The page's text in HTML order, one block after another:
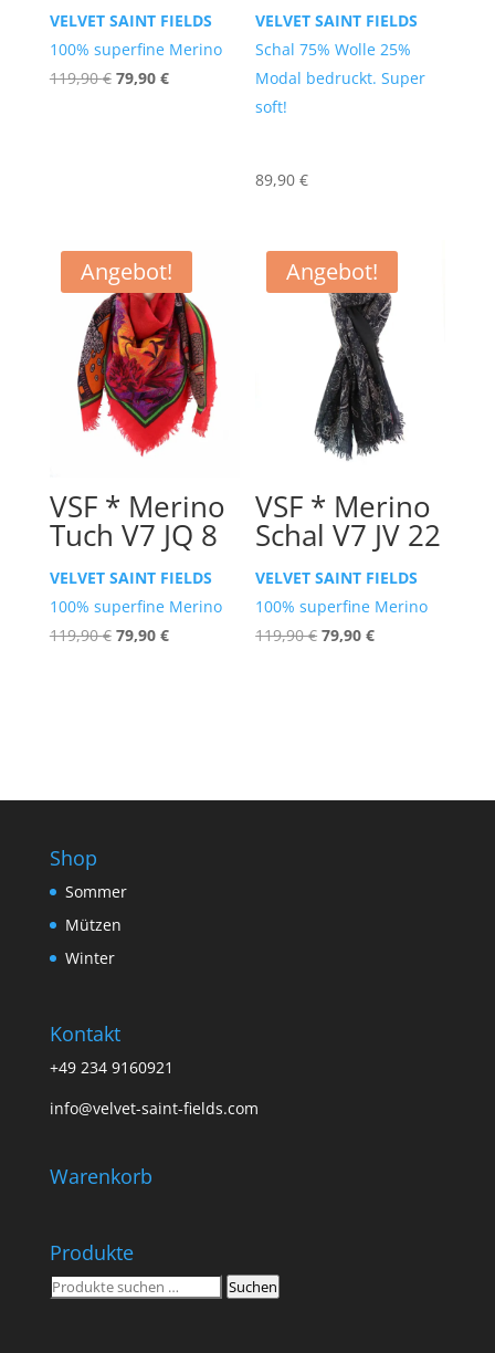
VELVET SAINT FIELDS
100% superfine Merino
119,90€ Ursprünglicher
79,90 €Aktueller
VELVET SAINT FIELDS
Schal 75% Wolle 25%
Modal bedruckt. Super
soft!
89,90€
Angebot!
VSF * Merino
Tuch V7 JQ 8
VELVET SAINT FIELDS
100% superfine Merino
119,90€ Ursprünglicher
79,90 €Aktueller
Angebot!
VSF * Merino
Schal V7 JV 22
VELVET SAINT FIELDS
100% superfine Merino
119,90€ Ursprünglicher
79,90€Aktueller
Shop
Sommer
Mützen
Winter
Kontakt
+49 234 9160921
info@velvet-saint-fields.com
Warenkorb
Produkte
Suchen
Suchen